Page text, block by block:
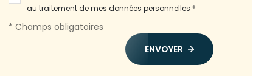
au traitement de mes données personnelles *
* Champs obligatoires
ENVOYER